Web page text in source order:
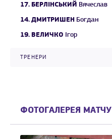
17. БЕРЛІНСЬКИЙ Вячеслав
14. ДМИТРИШЕН Богдан
19. ВЕЛИЧКО Ігор
ТРЕНЕРИ
ФОТОГАЛЕРЕЯ МАТЧУ